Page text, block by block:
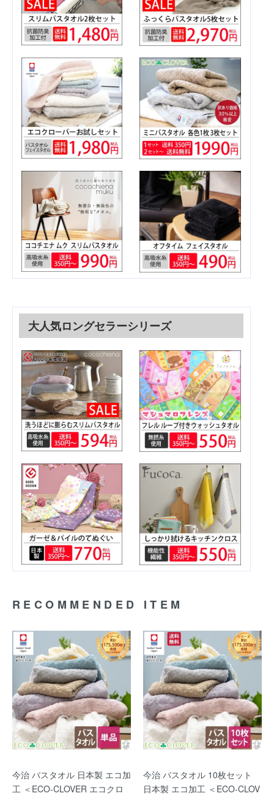
大人気ロングセラーシリーズ
RECOMMENDED ITEM
今治 バスタオル 日本製 エコ加
工 ＜ECO-CLOVER エコクロ
今治 バスタオル 10枚セット
日本製 エコ加工 ＜ECO-CLOV